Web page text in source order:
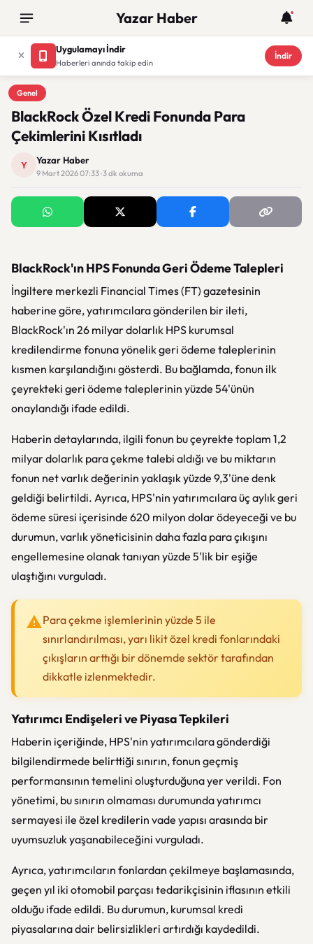
Yazar Haber
Uygulamayı İndir
Haberleri anında takip edin
İndir
Genel
Genel
BlackRock Özel Kredi Fonunda Para
Çekimlerini Kısıtladı
Y Yazar Haber
9 Mart 2026 07:33 · 3 dk okuma
BlackRock'ın HPS Fonunda Geri Ödeme Talepleri
İngiltere merkezli Financial Times (FT) gazetesinin
haberine göre, yatırımcılara gönderilen bir ileti,
BlackRock'ın 26 milyar dolarlık HPS kurumsal
kredilendirme fonuna yönelik geri ödeme taleplerinin
kısmen karşılandığını gösterdi. Bu bağlamda, fonun ilk
çeyrekteki geri ödeme taleplerinin yüzde 54'ünün
onaylandığı ifade edildi.
Haberin detaylarında, ilgili fonun bu çeyrekte toplam 1,2
milyar dolarlık para çekme talebi aldığı ve bu miktarın
fonun net varlık değerinin yaklaşık yüzde 9,3'üne denk
geldiği belirtildi. Ayrıca, HPS'nin yatırımcılara üç aylık geri
ödeme süresi içerisinde 620 milyon dolar ödeyeceği ve bu
durumun, varlık yöneticisinin daha fazla para çıkışını
engellemesine olanak tanıyan yüzde 5'lik bir eşiğe
ulaştığını vurguladı.
Para çekme işlemlerinin yüzde 5 ile
sınırlandırılması, yarı likit özel kredi fonlarındaki
çıkışların arttığı bir dönemde sektör tarafından
dikkatle izlenmektedir.
Yatırımcı Endişeleri ve Piyasa Tepkileri
Haberin içeriğinde, HPS'nin yatırımcılara gönderdiği
bilgilendirmede belirttiği sınırın, fonun geçmiş
performansının temelini oluşturduğuna yer verildi. Fon
yönetimi, bu sınırın olmaması durumunda yatırımcı
sermayesi ile özel kredilerin vade yapısı arasında bir
uyumsuzluk yaşanabileceğini vurguladı.
Ayrıca, yatırımcıların fonlardan çekilmeye başlamasında,
geçen yıl iki otomobil parçası tedarikçisinin iflasının etkili
olduğu ifade edildi. Bu durumun, kurumsal kredi
piyasalarına dair belirsizlikleri artırdığı kaydedildi.